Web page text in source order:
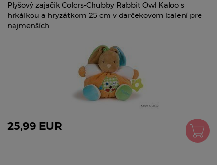
Plyšový zajačik Colors-Chubby Rabbit Owl Kaloo s
hrkálkou a hryzátkom 25 cm v darčekovom balení pre
najmenších
25,99 EUR